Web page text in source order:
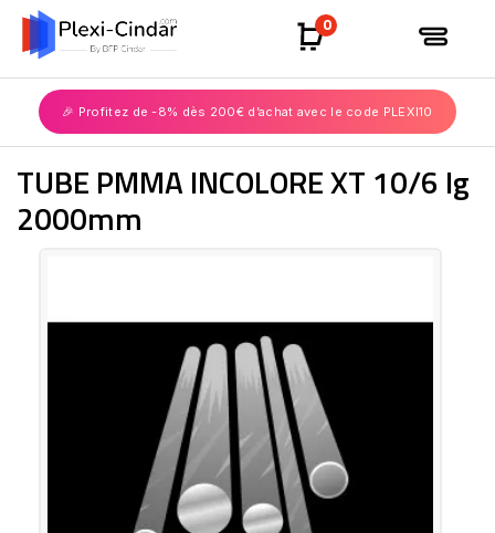
🎉 Profitez de -8% dès 200€ d’achat avec le code PLEXI10
0
TUBE PMMA INCOLORE XT 10/6 lg
2000mm